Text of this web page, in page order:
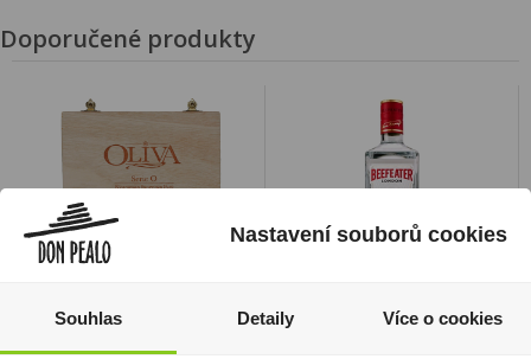
Doporučené produkty
Nastavení souborů cookies
Souhlas Detaily Více o cookies